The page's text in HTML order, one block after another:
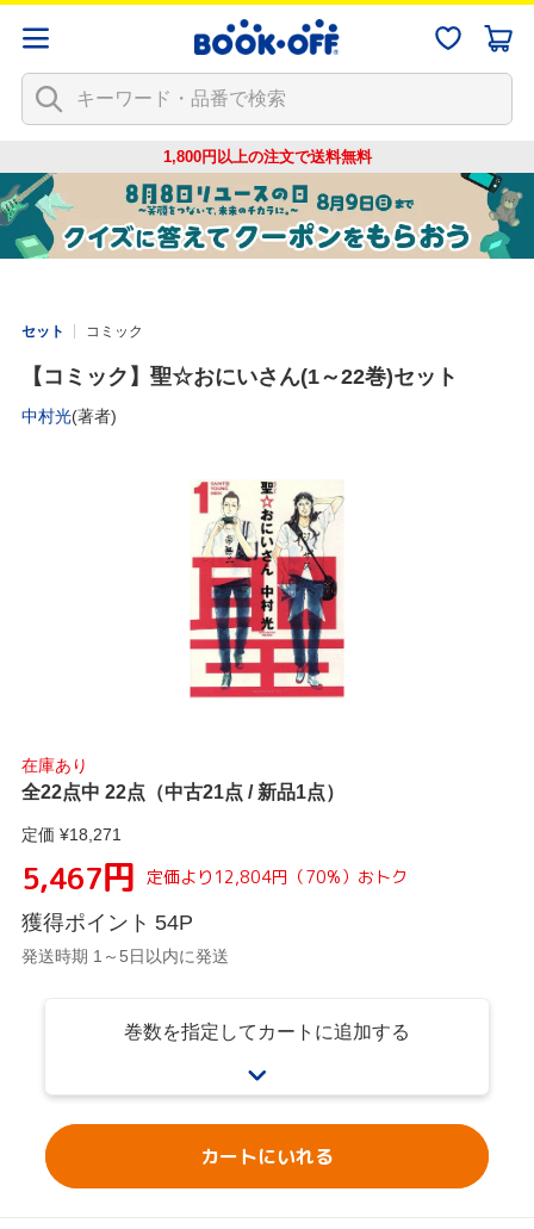
1,800円以上の注文で送料無料
セット コミック
【コミック】聖☆おにいさん(1～22巻)セット
中村光(著者)
在庫あり
全22点中 22点（中古21点 / 新品1点）
定価 ¥18,271
5,467円 定価より 12,804円 （70%） おトク
獲得ポイント 54P
発送時期 1～5日以内に発送
巻数を指定してカートに追加する
カートにいれる